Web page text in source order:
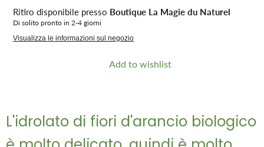
Ritiro disponibile presso Boutique La Magie du Naturel
Di solito pronto in 2-4 giorni
Visualizza le informazioni sul negozio
Add to wishlist
L'idrolato di fiori d'arancio biologico